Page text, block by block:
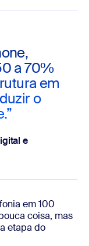
a 70%
em
o
e
em 100
coisa, mas
etapa do